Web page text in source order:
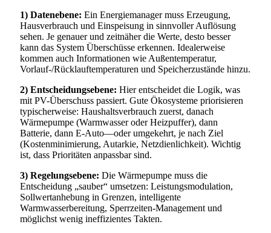
1) Datenebene: Ein Energiemanager muss Erzeugung,
Hausverbrauch und Einspeisung in sinnvoller Auflösung
sehen. Je genauer und zeitnäher die Werte, desto besser
kann das System Überschüsse erkennen. Idealerweise
kommen auch Informationen wie Außentemperatur,
Vorlauf-/Rücklauftemperaturen und Speicherzustände hinzu.
2) Entscheidungsebene: Hier entscheidet die Logik, was
mit PV-Überschuss passiert. Gute Ökosysteme priorisieren
typischerweise: Haushaltsverbrauch zuerst, danach
Wärmepumpe (Warmwasser oder Heizpuffer), dann
Batterie, dann E-Auto—oder umgekehrt, je nach Ziel
(Kostenminimierung, Autarkie, Netzdienlichkeit). Wichtig
ist, dass Prioritäten anpassbar sind.
3) Regelungsebene: Die Wärmepumpe muss die
Entscheidung „sauber“ umsetzen: Leistungsmodulation,
Sollwertanhebung in Grenzen, intelligente
Warmwasserbereitung, Sperrzeiten-Management und
möglichst wenig ineffizientes Takten.